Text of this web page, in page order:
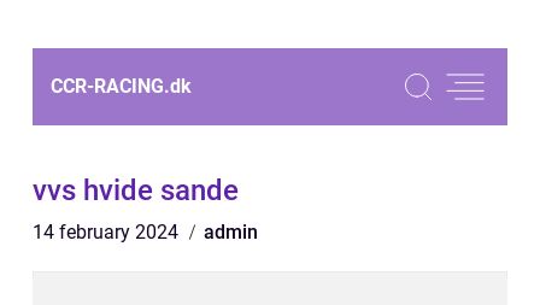
CCR-RACING.dk
vvs hvide sande
14 february 2024 admin